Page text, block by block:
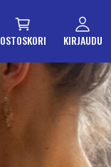
OSTOSKORI KIRJAUDU